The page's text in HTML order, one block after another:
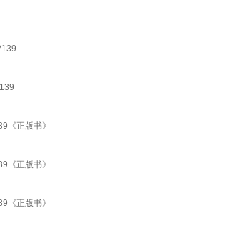
《正版书》
《正版书》
《正版书》